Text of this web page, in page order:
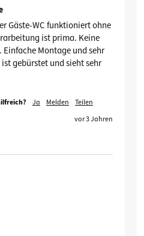
Gäste-WC funktioniert ohne
ist prima. Keine
Montage und sehr
gebürstet und sieht sehr
Ja Melden
Teilen
vor 3 Jahren